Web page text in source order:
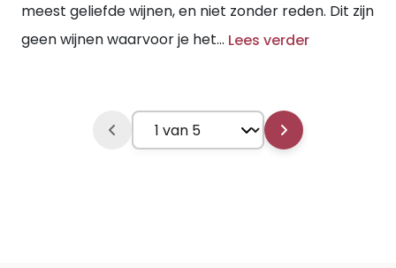
meest geliefde wijnen, en niet zonder reden. Dit zijn
geen wijnen waarvoor je het... Lees verder